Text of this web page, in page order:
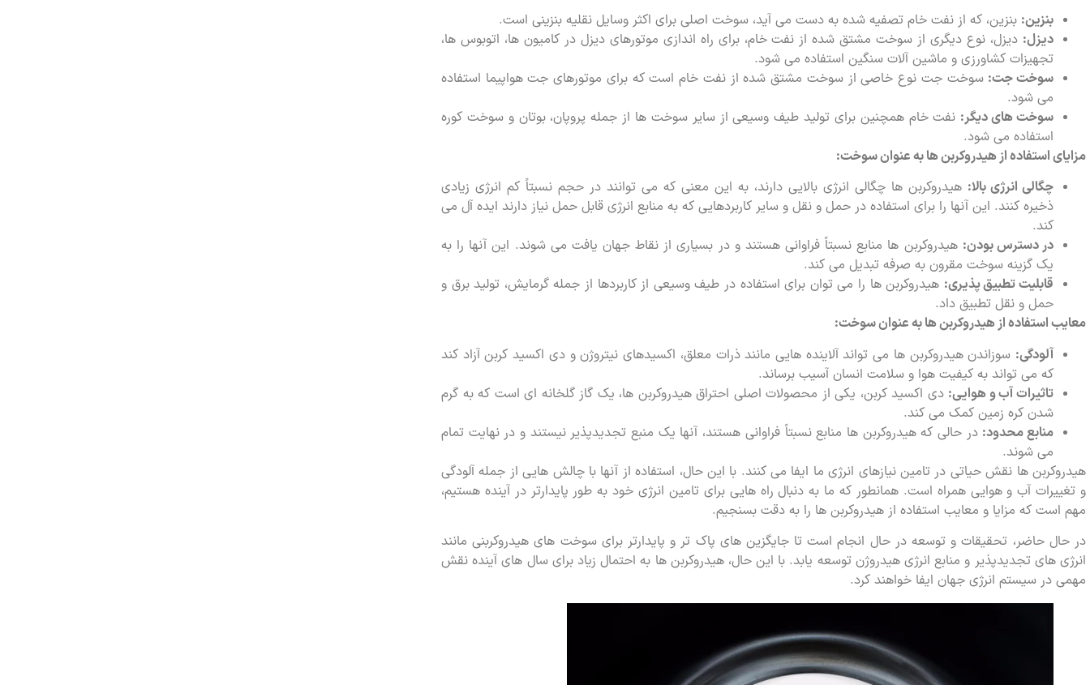
بنزین: بنزین، که از نفت خام تصفیه شده به دست می آید، سوخت اصلی برای اکثر وسایل نقلیه بنزینی است.
دیزل: دیزل، نوع دیگری از سوخت مشتق شده از نفت خام، برای راه اندازی موتورهای دیزل در کامیون ها، اتوبوس ها،
تجهیزات کشاورزی و ماشین آلات سنگین استفاده می شود.
سوخت جت: سوخت جت نوع خاصی از سوخت مشتق شده از نفت خام است که برای موتورهای جت هواپیما استفاده
می شود.
سوخت های دیگر: نفت خام همچنین برای تولید طیف وسیعی از سایر سوخت ها از جمله پروپان، بوتان و سوخت کوره
استفاده می شود.
مزایای استفاده از هیدروکربن ها به عنوان سوخت:
چگالی انرژی بالا: هیدروکربن ها چگالی انرژی بالایی دارند، به این معنی که می توانند در حجم نسبتاً کم انرژی زیادی
ذخیره کنند. این آنها را برای استفاده در حمل و نقل و سایر کاربردهایی که به منابع انرژی قابل حمل نیاز دارند ایده آل می
کند.
در دسترس بودن: هیدروکربن ها منابع نسبتاً فراوانی هستند و در بسیاری از نقاط جهان یافت می شوند. این آنها را به
یک گزینه سوخت مقرون به صرفه تبدیل می کند.
قابلیت تطبیق پذیری: هیدروکربن ها را می توان برای استفاده در طیف وسیعی از کاربردها از جمله گرمایش، تولید برق و
حمل و نقل تطبیق داد.
معایب استفاده از هیدروکربن ها به عنوان سوخت:
آلودگی: سوزاندن هیدروکربن ها می تواند آلاینده هایی مانند ذرات معلق، اکسیدهای نیتروژن و دی اکسید کربن آزاد کند
که می تواند به کیفیت هوا و سلامت انسان آسیب برساند.
تاثیرات آب و هوایی: دی اکسید کربن، یکی از محصولات اصلی احتراق هیدروکربن ها، یک گاز گلخانه ای است که به گرم
شدن کره زمین کمک می کند.
منابع محدود: در حالی که هیدروکربن ها منابع نسبتاً فراوانی هستند، آنها یک منبع تجدیدپذیر نیستند و در نهایت تمام
می شوند.
هیدروکربن ها نقش حیاتی در تامین نیازهای انرژی ما ایفا می کنند. با این حال، استفاده از آنها با چالش هایی از جمله آلودگی
و تغییرات آب و هوایی همراه است. همانطور که ما به دنبال راه هایی برای تامین انرژی خود به طور پایدارتر در آینده هستیم،
مهم است که مزایا و معایب استفاده از هیدروکربن ها را به دقت بسنجیم.
در حال حاضر، تحقیقات و توسعه در حال انجام است تا جایگزین های پاک تر و پایدارتر برای سوخت های هیدروکربنی مانند
انرژی های تجدیدپذیر و منابع انرژی هیدروژن توسعه یابد. با این حال، هیدروکربن ها به احتمال زیاد برای سال های آینده نقش
مهمی در سیستم انرژی جهان ایفا خواهند کرد.